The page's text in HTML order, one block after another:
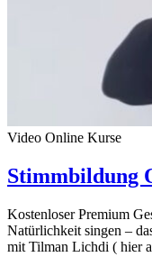
Video Online Kurse
Stimmbildung
Kostenloser Premium
Natürlichkeit singen –
mit Tilman Lichdi ( hier